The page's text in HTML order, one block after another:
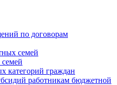
по договорам
семей
категорий граждан
работникам бюджетной